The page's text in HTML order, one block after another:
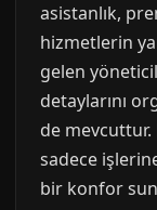
asistanlık,
hizmetlerin
gelen
detaylarını
de
sadece
bir konfor